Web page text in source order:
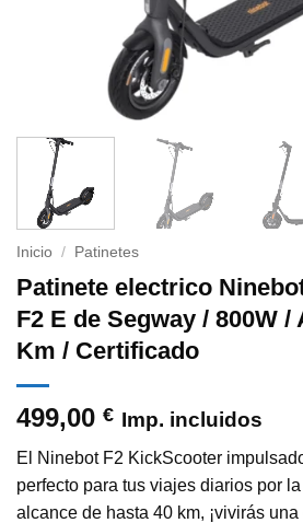
Inicio / Patinetes
Patinete electrico
F2 E de Segway / 800W
Km / Certificado
499,00 € Imp. incluidos
El Ninebot F2 KickScooter
perfecto para tus viajes diarios por
alcance de hasta 40 km, ¡vivirás